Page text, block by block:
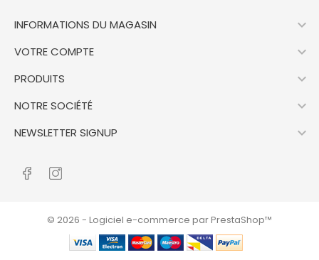
INFORMATIONS DU MAGASIN 
VOTRE COMPTE 
PRODUITS 
NOTRE SOCIÉTÉ 
NEWSLETTER SIGNUP 
© 2026 - Logiciel e-commerce par PrestaShop™